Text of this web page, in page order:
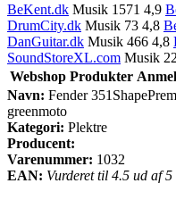
BeKent.dk Musik 1571 4,9
DrumCity.dk Musik 73 4,8
DanGuitar.dk Musik 466 4,8
SoundStoreXL.com Musik
Webshop Produkter
Navn: Fender
greenmoto
Kategori: Plektre
Producent:
Varenummer: 1032
EAN: Vurderet til 4.5 ud af